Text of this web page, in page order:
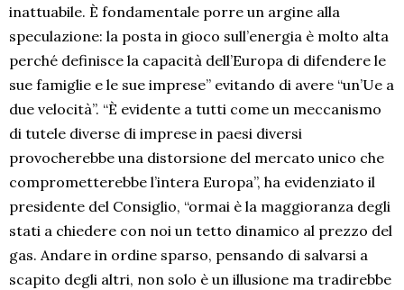
inattuabile. È fondamentale porre un argine alla
speculazione: la posta in gioco sull’energia è molto alta
perché definisce la capacità dell’Europa di difendere le
sue famiglie e le sue imprese” evitando di avere “un’Ue a
due velocità”. “È evidente a tutti come un meccanismo
di tutele diverse di imprese in paesi diversi
provocherebbe una distorsione del mercato unico che
comprometterebbe l’intera Europa”, ha evidenziato il
presidente del Consiglio, “ormai è la maggioranza degli
stati a chiedere con noi un tetto dinamico al prezzo del
gas. Andare in ordine sparso, pensando di salvarsi a
scapito degli altri, non solo è un illusione ma tradirebbe